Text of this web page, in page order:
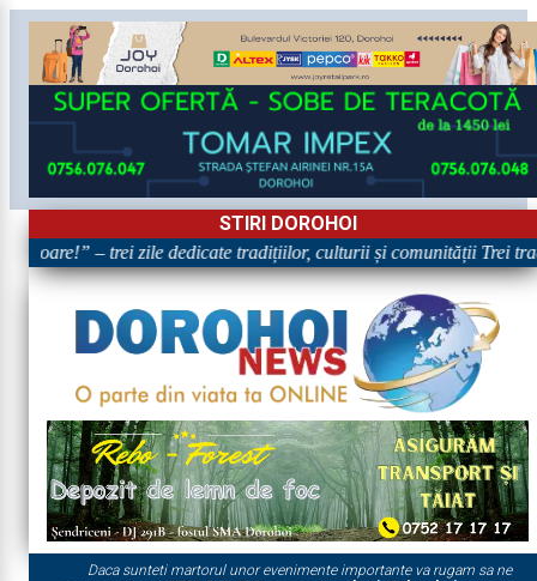
STIRI DOROHOI
– trei zile dedicate tradițiilor, culturii și comunității Trei
Daca sunteti martorul unor evenimente importante va rugam sa ne